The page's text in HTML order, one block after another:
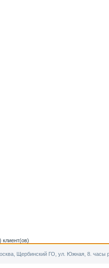
клиент(ов)
Щербинский ГО, ул. Южная, 8. часы